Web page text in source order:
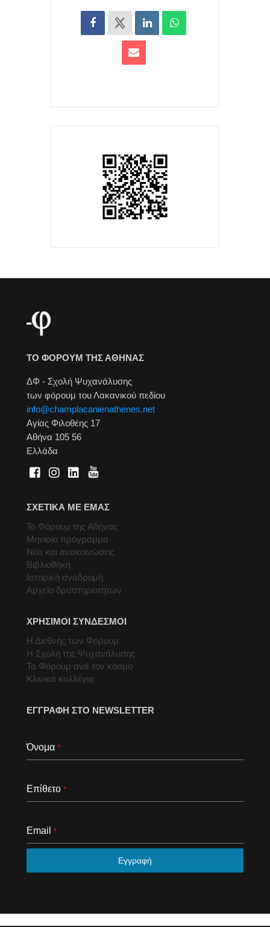
ΤΟ ΦΟΡΟΥΜ ΤΗΣ ΑΘΗΝΑΣ
ΔΦ - Σχολή Ψυχανάλυσης
των φόρουμ του Λακανικού πεδίου
info@champlacanienathenes.net
Αγίας Φιλοθέης 17
Αθήνα 105 56
Ελλάδα
ΣΧΕΤΙΚΑ ΜΕ ΕΜΑΣ
Το Φόρουμ της Αθήνας
Μηνιαίο πρόγραμμα
Νέα και ανακοινώσεις
Βιβλιοθήκη
Ιστορική αναδρομή
Αρχείο δραστηριοτήτων
ΧΡΗΣΙΜΟΙ ΣΥΝΔΕΣΜΟΙ
Η Διεθνής των Φόρουμ
Η Σχολή της Ψυχανάλυσης
Τα Φόρουμ ανά τον κόσμο
Κλινικά κολλέγια
ΕΓΓΡΑΦΗ ΣΤΟ NEWSLETTER
Όνομα *
Επίθετο *
Email *
Εγγραφή